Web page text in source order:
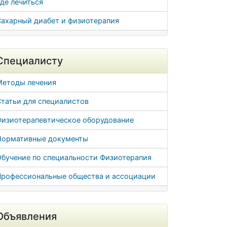
лечиться
диабет и физиотерапия
лечения
для специалистов
оборудование
документы
по специальности Физиотерапия
общества и ассоциации